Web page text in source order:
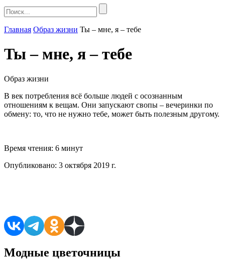
Главная Образ жизни Ты – мне, я – тебе
Ты – мне, я – тебе
Образ жизни
В век потребления всё больше людей с осознанным
отношениям к вещам. Они запускают свопы – вечеринки по
обмену: то, что не нужно тебе, может быть полезным другому.
Время чтения: 6 минут
Опубликовано: 3 октября 2019 г.
Модные цветочницы